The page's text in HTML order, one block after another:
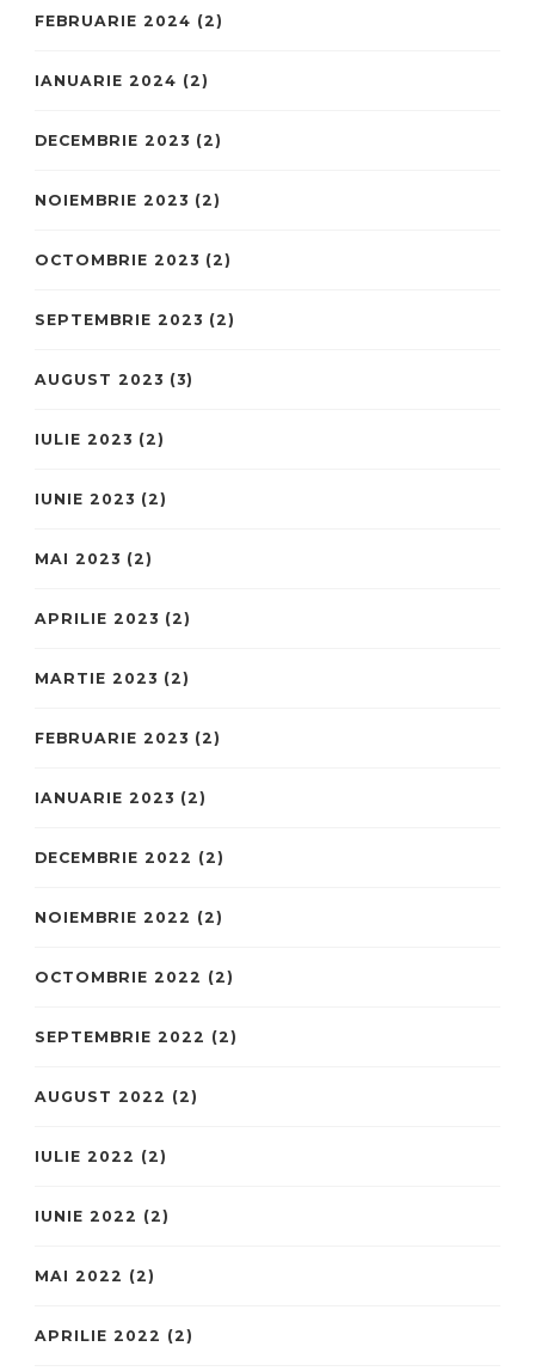
FEBRUARIE 2024 (2)
IANUARIE 2024 (2)
DECEMBRIE 2023 (2)
NOIEMBRIE 2023 (2)
OCTOMBRIE 2023 (2)
SEPTEMBRIE 2023 (2)
AUGUST 2023 (3)
IULIE 2023 (2)
IUNIE 2023 (2)
MAI 2023 (2)
APRILIE 2023 (2)
MARTIE 2023 (2)
FEBRUARIE 2023 (2)
IANUARIE 2023 (2)
DECEMBRIE 2022 (2)
NOIEMBRIE 2022 (2)
OCTOMBRIE 2022 (2)
SEPTEMBRIE 2022 (2)
AUGUST 2022 (2)
IULIE 2022 (2)
IUNIE 2022 (2)
MAI 2022 (2)
APRILIE 2022 (2)